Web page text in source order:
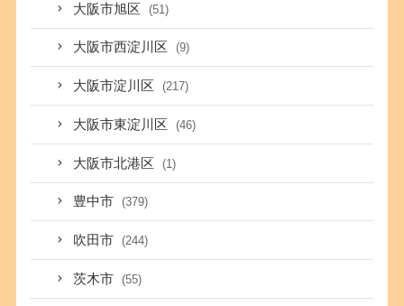
大阪市旭区 (51)
大阪市西淀川区 (9)
大阪市淀川区 (217)
大阪市東淀川区 (46)
大阪市北港区 (1)
豊中市 (379)
吹田市 (244)
茨木市 (55)